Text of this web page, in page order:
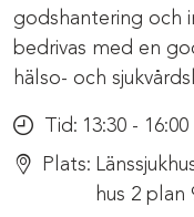
godshantering och
bedrivas med en
hälso- och
Tid: 13:30 - 16:00
Plats:
hus 2 plan